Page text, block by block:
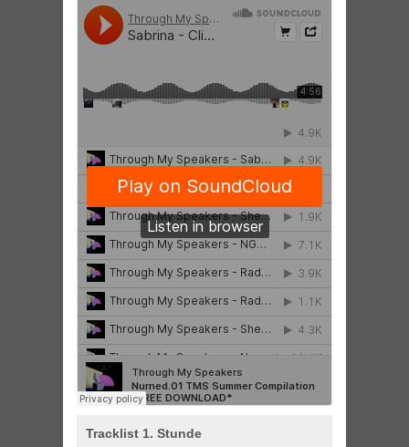
Tracklist 1. Stunde